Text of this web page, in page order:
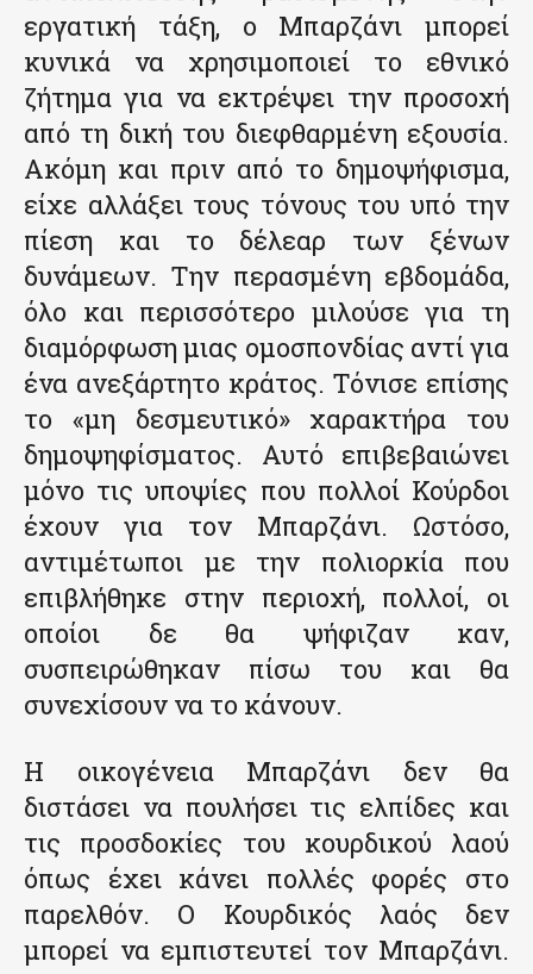
εργατική τάξη, ο Μπαρζάνι μπορεί
κυνικά να χρησιμοποιεί το εθνικό
ζήτημα για να εκτρέψει την προσοχή
από τη δική του διεφθαρμένη εξουσία.
Ακόμη και πριν από το δημοψήφισμα,
είχε αλλάξει τους τόνους του υπό την
πίεση και το δέλεαρ των ξένων
δυνάμεων. Την περασμένη εβδομάδα,
όλο και περισσότερο μιλούσε για τη
διαμόρφωση μιας ομοσπονδίας αντί για
ένα ανεξάρτητο κράτος. Τόνισε επίσης
το «μη δεσμευτικό» χαρακτήρα του
δημοψηφίσματος. Αυτό επιβεβαιώνει
μόνο τις υποψίες που πολλοί Κούρδοι
έχουν για τον Μπαρζάνι. Ωστόσο,
αντιμέτωποι με την πολιορκία που
επιβλήθηκε στην περιοχή, πολλοί, οι
οποίοι δε θα ψήφιζαν καν,
συσπειρώθηκαν πίσω του και θα
συνεχίσουν να το κάνουν.
Η οικογένεια Μπαρζάνι δεν θα
διστάσει να πουλήσει τις ελπίδες και
τις προσδοκίες του κουρδικού λαού
όπως έχει κάνει πολλές φορές στο
παρελθόν. Ο Κουρδικός λαός δεν
μπορεί να εμπιστευτεί τον Μπαρζάνι.